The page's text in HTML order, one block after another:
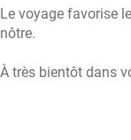
Le voyage favorise
nôtre.
À très bientôt dans